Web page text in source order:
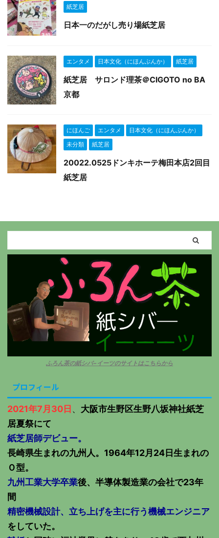
紙芝居
日本一のだがし売り場紙芝居
エンタメ 日本文化（にほんぶんか） 紙芝居
紙芝居 サロンド理茶＠CIGOTO no BA
京都
にほんご エンタメ
日本文化（にほんぶんか）
未分類
紙芝居
20022.0525ドンキホーテ梅田本店2回目
紙芝居
ふろん茶の紙シバ−イーツのサイトはこちらから
プロフィール
2021年7月30日 、 大阪市生野区生野八坂神社紙芝
居夏祭にて
紙芝居師デビュー。
長崎県生まれの九州人。1964年12月24日生まれの
Ｏ型。
九州工業大学卒業後、半導体製造業の会社で23年
間
精密機械設計、立ち上げを主に行う機械エンジニア
をしていた。